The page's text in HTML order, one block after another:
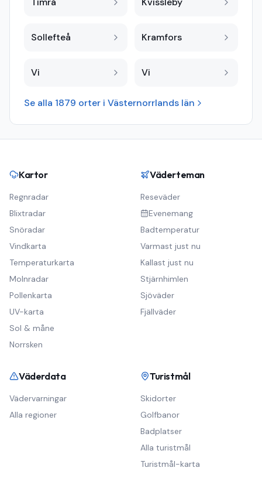
Sollefteå Kramfors
Vi Vi
Se alla 1879 orter i Västernorrlands län
Kartor
Regnradar
Blixtradar
Snöradar
Vindkarta
Temperaturkarta
Molnradar
Pollenkarta
UV-karta
Sol & måne
Norrsken
Väderteman
Reseväder
Evenemang
Badtemperatur
Varmast just nu
Kallast just nu
Stjärnhimlen
Sjöväder
Fjällväder
Väderdata
Vädervarningar
Alla regioner
Turistmål
Skidorter
Golfbanor
Badplatser
Alla turistmål
Turistmål-karta